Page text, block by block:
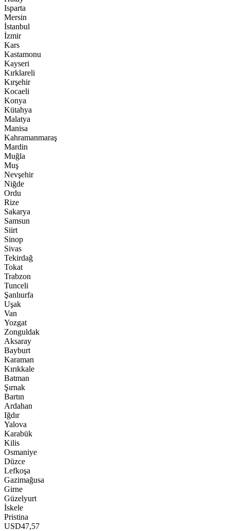
Isparta
Mersin
İstanbul
İzmir
Kars
Kastamonu
Kayseri
Kırklareli
Kırşehir
Kocaeli
Konya
Kütahya
Malatya
Manisa
Kahramanmaraş
Mardin
Muğla
Muş
Nevşehir
Niğde
Ordu
Rize
Sakarya
Samsun
Siirt
Sinop
Sivas
Tekirdağ
Tokat
Trabzon
Tunceli
Şanlıurfa
Uşak
Van
Yozgat
Zonguldak
Aksaray
Bayburt
Karaman
Kırıkkale
Batman
Şırnak
Bartın
Ardahan
Iğdır
Yalova
Karabük
Kilis
Osmaniye
Düzce
Lefkoşa
Gazimağusa
Girne
Güzelyurt
İskele
Pristina
USD47,57